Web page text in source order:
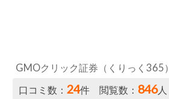
GMOクリック証券（くりっく365）
口コミ数：24件 閲覧数： 846人